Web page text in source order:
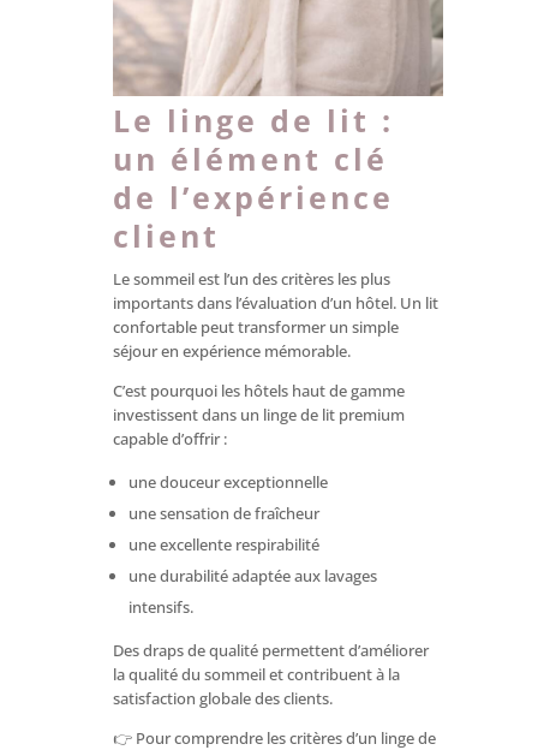
Le linge de lit :
un élément clé
de l’expérience
client
Le sommeil est l’un des critères les plus
importants dans l’évaluation d’un hôtel. Un lit
confortable peut transformer un simple
séjour en expérience mémorable.
C’est pourquoi les hôtels haut de gamme
investissent dans un linge de lit premium
capable d’offrir :
une douceur exceptionnelle
une sensation de fraîcheur
une excellente respirabilité
une durabilité adaptée aux lavages
intensifs.
Des draps de qualité permettent d’améliorer
la qualité du sommeil et contribuent à la
satisfaction globale des clients.
👉 Pour comprendre les critères d’un linge de